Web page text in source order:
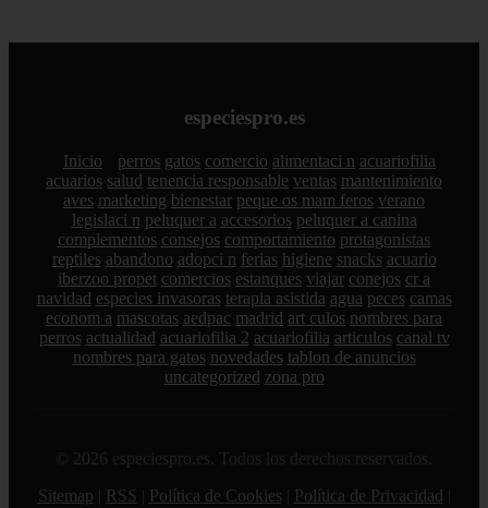
especiespro.es
Inicio perros gatos comercio alimentaci n acuariofilia
acuarios salud tenencia responsable ventas mantenimiento
aves marketing bienestar peque os mam feros verano
legislaci n peluquer a accesorios peluquer a canina
complementos consejos comportamiento protagonistas
reptiles abandono adopci n ferias higiene snacks acuario
iberzoo propet comercios estanques viajar conejos cr a
navidad especies invasoras terapia asistida agua peces camas
econom a mascotas aedpac madrid art culos nombres para
perros actualidad acuariofilia 2 acuariofilia articulos canal tv
nombres para gatos novedades tablon de anuncios
uncategorized zona pro
© 2026 especiespro.es. Todos los derechos reservados.
Sitemap
RSS Política de Cookies Política de Privacidad